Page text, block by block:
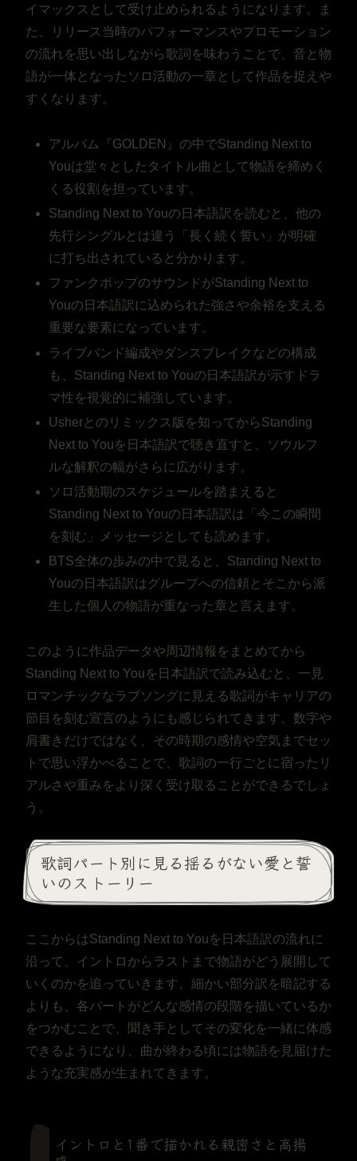
イマックスとして受け止められるようになります。ま
た、リリース当時のパフォーマンスやプロモーション
の流れを思い出しながら歌詞を味わうことで、音と物
語が一体となったソロ活動の一章として作品を捉えや
すくなります。
アルバム『GOLDEN』の中でStanding Next to
Youは堂々としたタイトル曲として物語を締めく
くる役割を担っています。
Standing Next to Youの日本語訳を読むと、他の
先行シングルとは違う「長く続く誓い」が明確
に打ち出されていると分かります。
ファンクポップのサウンドがStanding Next to
Youの日本語訳に込められた強さや余裕を支える
重要な要素になっています。
ライブバンド編成やダンスブレイクなどの構成
も、Standing Next to Youの日本語訳が示すドラ
マ性を視覚的に補強しています。
Usherとのリミックス版を知ってからStanding
Next to Youを日本語訳で聴き直すと、ソウルフ
ルな解釈の幅がさらに広がります。
ソロ活動期のスケジュールを踏まえると
Standing Next to Youの日本語訳は「今この瞬間
を刻む」メッセージとしても読めます。
BTS全体の歩みの中で見ると、Standing Next to
Youの日本語訳はグループへの信頼とそこから派
生した個人の物語が重なった章と言えます。
このように作品データや周辺情報をまとめてから
Standing Next to Youを日本語訳で読み込むと、一見
ロマンチックなラブソングに見える歌詞がキャリアの
節目を刻む宣言のようにも感じられてきます。数字や
肩書きだけではなく、その時期の感情や空気までセッ
トで思い浮かべることで、歌詞の一行ごとに宿ったリ
アルさや重みをより深く受け取ることができるでしょ
う。
歌詞パート別に見る揺るがない愛と誓
いのストーリー
ここからはStanding Next to Youを日本語訳の流れに
沿って、イントロからラストまで物語がどう展開して
いくのかを追っていきます。細かい部分訳を暗記する
よりも、各パートがどんな感情の段階を描いているか
をつかむことで、聞き手としてその変化を一緒に体感
できるようになり、曲が終わる頃には物語を見届けた
ような充実感が生まれてきます。
イントロと1番で描かれる親密さと高揚